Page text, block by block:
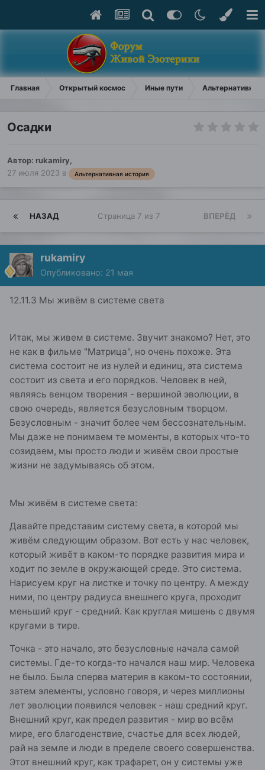
Главная Открытый космос Иные пути Альтернативная
Осадки
Автор: rukamiry,
27 июля 2023 в Альтернативная история
НАЗАД ВПЕРЁД
Страница 7 из 7
rukamiry
Опубликовано: 21 мая
12.11.3 Мы живём в системе света
Итак, мы живем в системе. Звучит знакомо? Нет, это
не как в фильме "Матрица", но очень похоже. Эта
система состоит не из нулей и единиц, эта система
состоит из света и его порядков. Человек в ней,
являясь венцом творения - вершиной эволюции, в
свою очередь, является безусловным творцом.
Безусловным - значит более чем бессознательным.
Мы даже не понимаем те моменты, в которых что-то
созидаем, мы просто люди и живём свои простые
жизни не задумываясь об этом.
Мы живём в системе света:
Давайте представим систему света, в которой мы
живём следующим образом. Вот есть у нас человек,
который живёт в каком-то порядке развития мира и
ходит по земле в окружающей среде. Это система.
Нарисуем круг на листке и точку по центру. А между
ними, по центру радиуса внешнего круга, проходит
меньший круг - средний. Как круглая мишень с двумя
кругами в тире.
Точка - это начало, это безусловные начала самой
системы. Где-то когда-то начался наш мир. Человека
не было. Была сперва материя в каком-то состоянии,
затем элементы, условно говоря, и через миллионы
лет эволюции появился человек - наш средний круг.
Внешний круг, как предел развития - мир во всём
мире, его благоденствие, счастье для всех людей,
рай на земле и люди в пределе своего совершенства.
Этот внешний круг, как трафарет, он у системы уже